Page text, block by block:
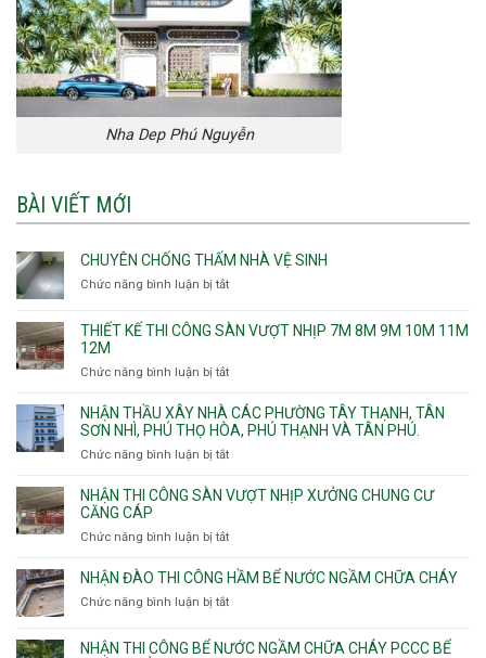
Nha Dep Phú Nguyễn
BÀI VIẾT MỚI
CHUYÊN CHỐNG THẤM NHÀ VỆ SINH
Chức năng bình luận bị tắt
chống
thấm
THIẾT KẾ THI CÔNG SÀN VƯỢT NHỊP 7M 8M 9M 10M 11M
12M
Chức năng bình luận bị tắt
kế
thi
nhịp
10m
NHẬN THẦU XÂY NHÀ CÁC PHƯỜNG TÂY THẠNH, TÂN
SƠN NHÌ, PHÚ THỌ HÒA, PHÚ THẠNH VÀ TÂN PHÚ.
Chức năng bình luận bị tắt
thầu
phường
Tây
Sơn
NHẬN THI CÔNG SÀN VƯỢT NHỊP XƯỞNG CHUNG CƯ
CĂNG CÁP
Chức năng bình luận bị tắt
thi
nhịp
NHẬN ĐÀO THI CÔNG HẦM BỂ NƯỚC NGẦM CHỮA CHÁY
Chức năng bình luận bị tắt
đào
NHẬN THI CÔNG BỂ NƯỚC NGẦM CHỮA CHÁY PCCC BỂ